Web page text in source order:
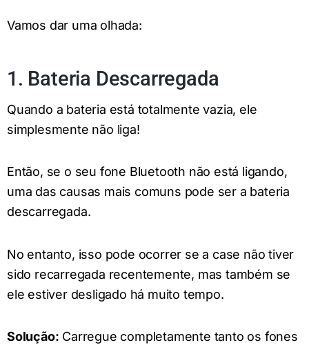
Vamos dar uma olhada:
1. Bateria Descarregada
Quando a bateria está totalmente vazia, ele
simplesmente não liga!
Então, se o seu fone Bluetooth não está ligando,
uma das causas mais comuns pode ser a bateria
descarregada.
No entanto, isso pode ocorrer se a case não tiver
sido recarregada recentemente, mas também se
ele estiver desligado há muito tempo.
Solução: Carregue completamente tanto os fones